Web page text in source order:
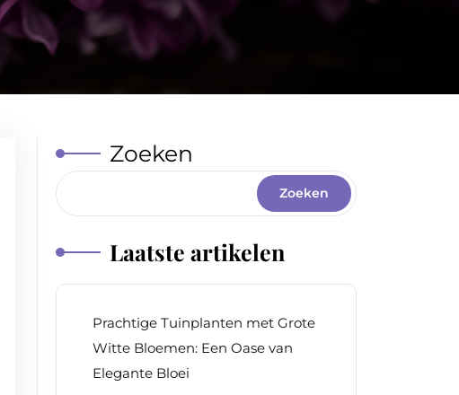
Zoeken
Zoeken
Laatste artikelen
Prachtige Tuinplanten met Grote
Witte Bloemen: Een Oase van
Elegante Bloei